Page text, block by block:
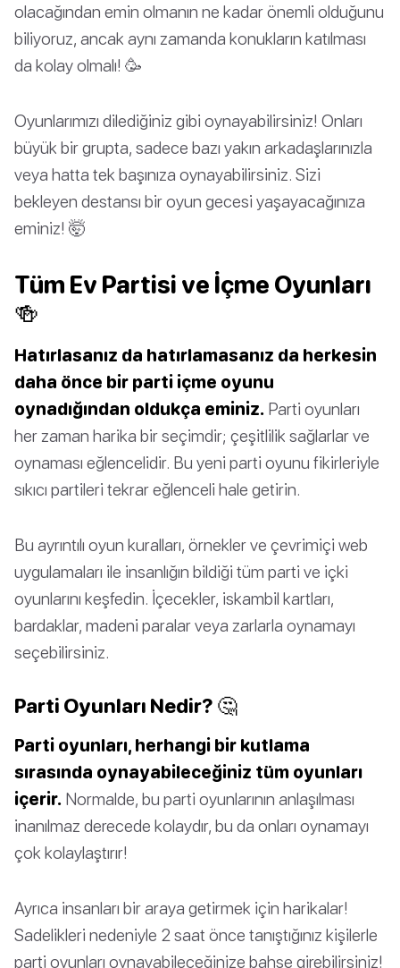
olacağından emin olmanın ne kadar önemli olduğunu
biliyoruz, ancak aynı zamanda konukların katılması
da kolay olmalı! 🥳
Oyunlarımızı dilediğiniz gibi oynayabilirsiniz! Onları
büyük bir grupta, sadece bazı yakın arkadaşlarınızla
veya hatta tek başınıza oynayabilirsiniz. Sizi
bekleyen destansı bir oyun gecesi yaşayacağınıza
eminiz! 🤯
Tüm Ev Partisi ve İçme Oyunları
🍻
Hatırlasanız da hatırlamasanız da herkesin
daha önce bir parti içme oyunu
oynadığından oldukça eminiz. Parti oyunları
her zaman harika bir seçimdir; çeşitlilik sağlarlar ve
oynaması eğlencelidir. Bu yeni parti oyunu fikirleriyle
sıkıcı partileri tekrar eğlenceli hale getirin.
Bu ayrıntılı oyun kuralları, örnekler ve çevrimiçi web
uygulamaları ile insanlığın bildiği tüm parti ve içki
oyunlarını keşfedin. İçecekler, iskambil kartları,
bardaklar, madeni paralar veya zarlarla oynamayı
seçebilirsiniz.
Parti Oyunları Nedir? 🤔
Parti oyunları, herhangi bir kutlama
sırasında oynayabileceğiniz tüm oyunları
içerir. Normalde, bu parti oyunlarının anlaşılması
inanılmaz derecede kolaydır, bu da onları oynamayı
çok kolaylaştırır!
Ayrıca insanları bir araya getirmek için harikalar!
Sadelikleri nedeniyle 2 saat önce tanıştığınız kişilerle
parti oyunları oynayabileceğinize bahse girebilirsiniz!